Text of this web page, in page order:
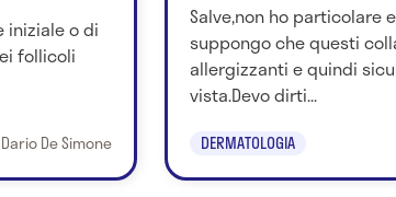
iniziale o di
follicoli
De Simone
Salve,non ho particolare
suppongo che questi
allergizzanti e quindi
vista.Devo dirti...
DERMATOLOGIA